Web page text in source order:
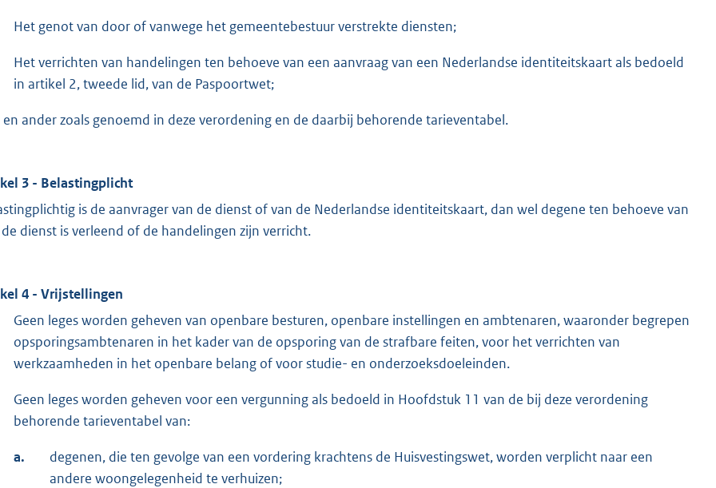
Het genot van door of vanwege het gemeentebestuur verstrekte diensten;
Het verrichten van handelingen ten behoeve van een aanvraag van een Nederlandse identiteitskaart als bedoeld
in artikel 2, tweede lid, van de Paspoortwet;
en ander zoals genoemd in deze verordening en de daarbij behorende tarieventabel.
3 - Belastingplicht
is de aanvrager van de dienst of van de Nederlandse identiteitskaart, dan wel degene ten behoeve van
dienst is verleend of de handelingen zijn verricht.
4 - Vrijstellingen
Geen leges worden geheven van openbare besturen, openbare instellingen en ambtenaren, waaronder begrepen
opsporingsambtenaren in het kader van de opsporing van de strafbare feiten, voor het verrichten van
werkzaamheden in het openbare belang of voor studie- en onderzoeksdoeleinden.
Geen leges worden geheven voor een vergunning als bedoeld in Hoofdstuk 11 van de bij deze verordening
behorende tarieventabel van:
a.
degenen, die ten gevolge van een vordering krachtens de Huisvestingswet, worden verplicht naar een
andere woongelegenheid te verhuizen;